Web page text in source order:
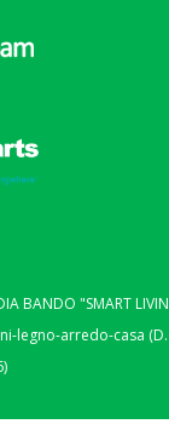
BANDO "SMART
legno-arredo-casa